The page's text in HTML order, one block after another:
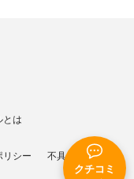
クチコミ
とは
リシー 不具合報告